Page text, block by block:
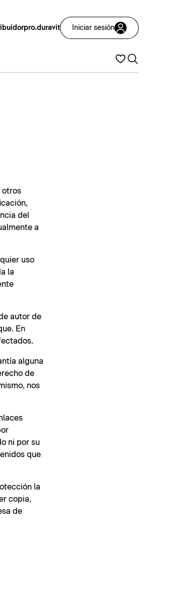
pro.duravit Iniciar sesión
otros
del
a
uso
la
autor de
En
alguna
de
nos
ni por su
que
la
copia,
de